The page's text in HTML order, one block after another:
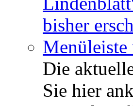
Die
Sie hier